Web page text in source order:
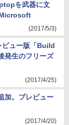
を武器に文
(2017/5/3)
ュー版「Build
発生のフリーズ
(2017/4/25)
加。プレビュー
(2017/4/20)